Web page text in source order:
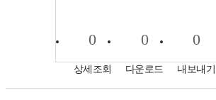
0
상세조회
0
다운로드
0
내보내기